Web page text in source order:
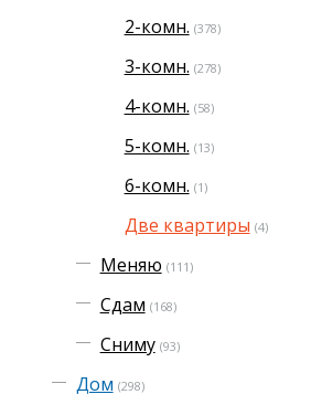
2-комн. (378)
3-комн. (278)
4-комн. (58)
5-комн. (13)
6-комн. (1)
Две квартиры (4)
Меняю (111)
Сдам (168)
Сниму (93)
Дом (298)